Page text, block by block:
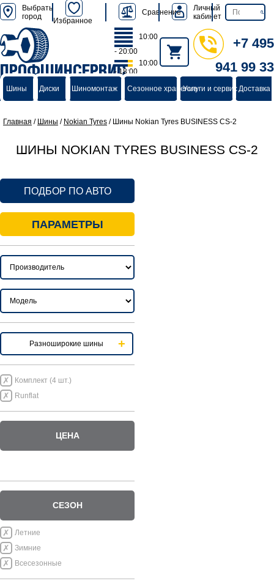
Выбрать
город
Избранное
Сравнение
Личный
кабинет
ПРОФШИНСЕРВИС
группа компаний
10:00
- 20:00
10:00
- 18:00
+7 495
941 99 33
Шины Диски Шиномонтаж Сезонное хранениеУслуги и сервисДоставка
Главная / Шины / Nokian Tyres / Шины Nokian Tyres BUSINESS CS-2
ШИНЫ NOKIAN TYRES BUSINESS CS-2
ПОДБОР ПО АВТО
ПАРАМЕТРЫ
Разноширокие шины
Комплект (4 шт.)
Runflat
ЦЕНА
СЕЗОН
Летние
Зимние
Всесезонные